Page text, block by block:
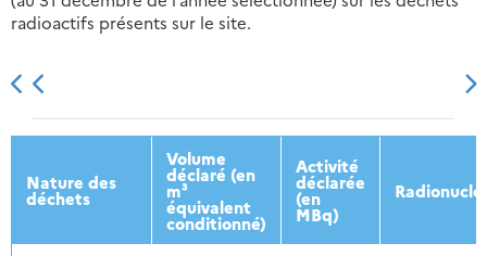
radioactifs présents sur le site.
2013 2014 2015 2016
Nature des
déchets
Volume
déclaré (en
m³
équivalent
conditionné)
Activité
déclarée
(en
MBq)